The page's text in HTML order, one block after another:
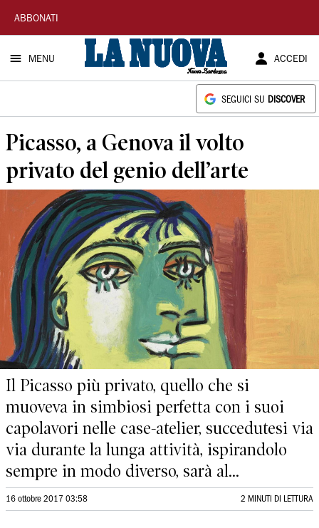
La
Nuova
Sardegna
ABBONATI
MENU ACCEDI
SEGUICI SU DISCOVER
Picasso, a Genova il volto
privato del genio dell’arte
Il Picasso più privato, quello che si
muoveva in simbiosi perfetta con i suoi
capolavori nelle case-atelier, succedutesi via
via durante la lunga attività, ispirandolo
sempre in modo diverso, sarà al...
16 ottobre 2017 03:58 2 MINUTI DI LETTURA